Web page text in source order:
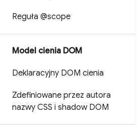
Reguła @scope
Model cienia DOM
Deklaracyjny DOM cienia
Zdefiniowane przez autora
nazwy CSS i shadow DOM